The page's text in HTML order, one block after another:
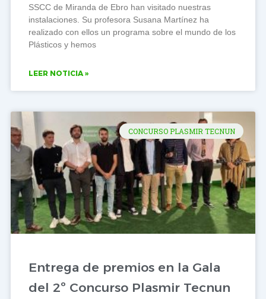
SSCC de Miranda de Ebro han visitado nuestras
instalaciones. Su profesora Susana Martínez ha
realizado con ellos un programa sobre el mundo de los
Plásticos y hemos
LEER NOTICIA »
CONCURSO PLASMIR TECNUN
Entrega de premios en la Gala
del 2º Concurso Plasmir Tecnun